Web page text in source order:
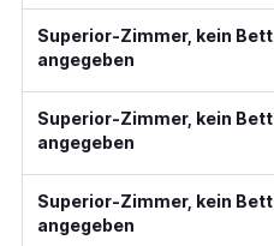
Superior-Zimmer, kein Bett
angegeben
Superior-Zimmer, kein Bett
angegeben
Superior-Zimmer, kein Bett
angegeben